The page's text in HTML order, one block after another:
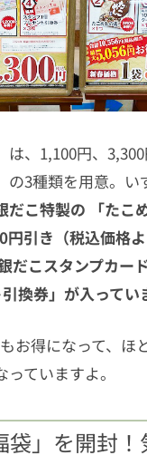
は、1,100円、
の3種類を用意。い
だこ特製の 「たこ
円引き（税込価格
だこスタンプカー
換券」が入ってい
お得になって、ほ
ていますよ。
袋」を開封！